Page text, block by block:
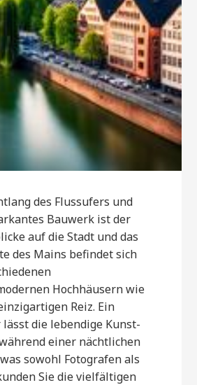
des Flussufers und
Bauwerk ist der
auf die Stadt und das
des Mains befindet sich
Hochhäusern wie
Reiz. Ein
die lebendige Kunst-
einer nächtlichen
sowohl Fotografen als
Sie die vielfältigen